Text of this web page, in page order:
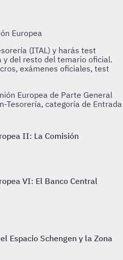
Europea de Parte General
Tesorería, categoría de Entrada
II: La Comisión
VI: El Banco Central
Espacio Schengen y la Zona